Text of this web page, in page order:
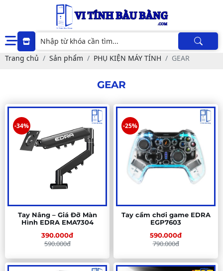
Trang chủ Sản phẩm PHỤ KIỆN MÁY TÍNH GEAR
GEAR
Tay Nâng – Giá Đỡ Màn
Hình EDRA EMA7304
390.000đ
590.000đ
-34%
Tay cầm chơi game EDRA
EGP7603
590.000đ
790.000đ
-25%